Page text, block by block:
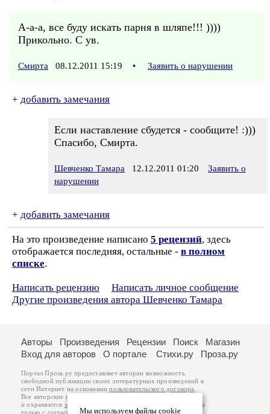
А-а-а, все буду искать парня в шляпе!!! ))))
Прикольно. С ув.
Смирта 08.12.2011 15:19 • Заявить о нарушении
+ добавить замечания
Если наставление сбудется - сообщите! :)))
Спасибо, Смирта.
Шевченко Тамара 12.12.2011 01:20
Заявить о
нарушении
+ добавить замечания
На это произведение написано 5 рецензий, здесь
отображается последняя, остальные - в полном
списке.
Написать рецензию
Написать личное сообщение
Другие произведения автора Шевченко Тамара
Мы используем файлы cookie
Авторы Произведения Рецензии Поиск
Магазин
Вход для авторов
О портале Стихи.ру Проза.ру
Портал Проза.ру предоставляет авторам возможность
свободной публикации своих литературных произведений в
сети Интернет на основаниипользовательского договора
Все авторские права на произведения принадлежат авторам
и охраняются законом
. Перепечатка произведений возможна
только с согласия его автора, к которому вы можете